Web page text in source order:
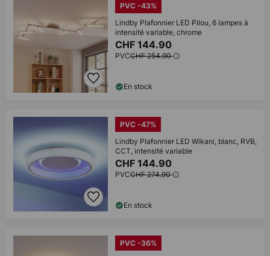
PVC -43%
Lindby Plafonnier LED Pilou, 6 lampes à
intensité variable, chrome
CHF 144.90
PVCCHF 254.90
En stock
PVC -47%
Lindby Plafonnier LED Wikani, blanc, RVB,
CCT, intensité variable
CHF 144.90
PVCCHF 274.90
En stock
PVC -36%